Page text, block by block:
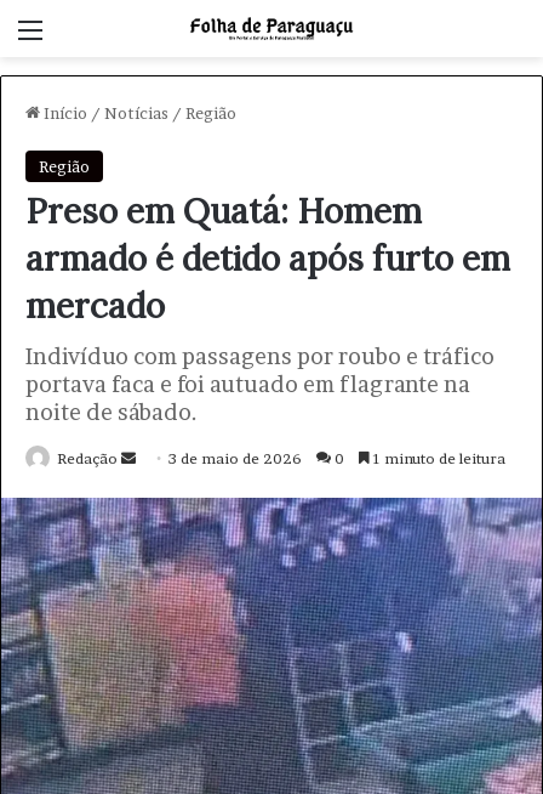
Início / Notícias / Região
Região
Preso em Quatá: Homem
armado é detido após furto em
mercado
Indivíduo com passagens por roubo e tráfico
portava faca e foi autuado em flagrante na
noite de sábado.
Redação
n
d
e
u
m
e
-
m
a
i
3 de maio de 2026 0 1 minuto de leitura